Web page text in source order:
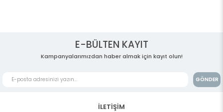
E-BÜLTEN KAYIT
Kampanyalarımızdan haber almak için kayıt olun!
GÖNDER
İLETİŞİM